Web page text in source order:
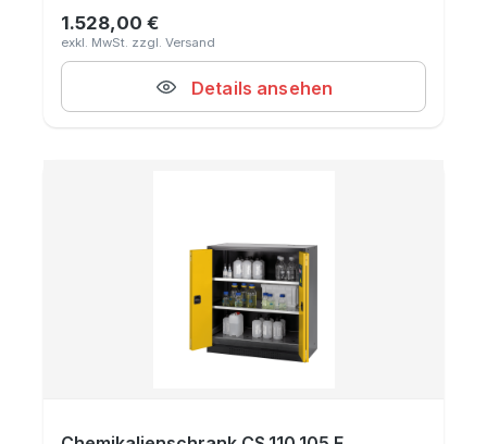
Regulärer Preis:
1.528,00 €
Details ansehen